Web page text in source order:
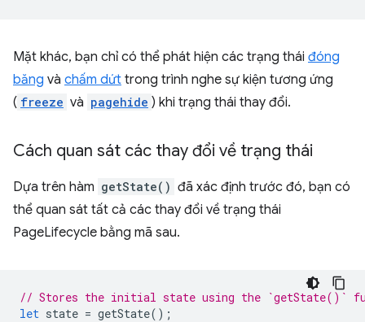
Mặt khác, bạn chỉ có thể phát hiện các trạng thái đóng
băng và chấm dứt trong trình nghe sự kiện tương ứng
( freeze và pagehide ) khi trạng thái thay đổi.
Cách quan sát các thay đổi về trạng thái
Dựa trên hàm getState() đã xác định trước đó, bạn có
thể quan sát tất cả các thay đổi về trạng thái
PageLifecycle bằng mã sau.
// Stores the initial state using the `getState()`
let state = getState();